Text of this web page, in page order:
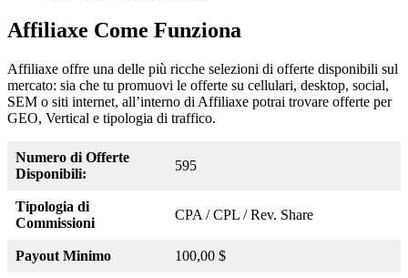
Affiliaxe Come Funziona
Affiliaxe offre una delle più ricche selezioni di offerte disponibili sul
mercato: sia che tu promuovi le offerte su cellulari, desktop, social,
SEM o siti internet, all’interno di Affiliaxe potrai trovare offerte per
GEO, Vertical e tipologia di traffico.
Numero di Offerte
Disponibili:
595
Tipologia di
Commissioni
CPA / CPL / Rev. Share
Payout Minimo 100,00 $